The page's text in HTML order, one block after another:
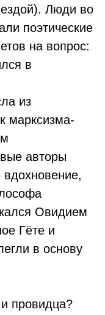
Люди во
поэтические
на вопрос:
в
из
марксизма-
авторы
Овидием
Гёте и
в основу
провидца?